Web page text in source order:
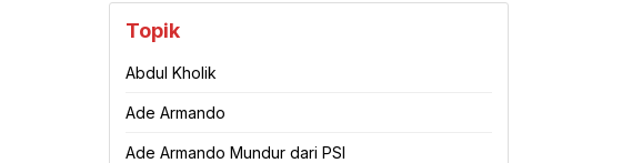
Topik
Abdul Kholik
Ade Armando
Ade Armando Mundur dari PSI